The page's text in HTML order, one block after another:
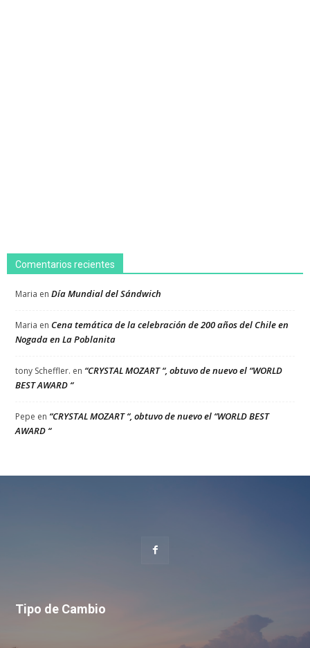
Comentarios recientes
Maria en Día Mundial del Sándwich
Maria en Cena temática de la celebración de 200 años del Chile en
Nogada en La Poblanita
tony Scheffler. en “CRYSTAL MOZART “, obtuvo de nuevo el “WORLD
BEST AWARD “
Pepe en “CRYSTAL MOZART “, obtuvo de nuevo el “WORLD BEST
AWARD “
Tipo de Cambio